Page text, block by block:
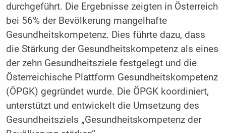
durchgeführt. Die Ergebnisse zeigten in Österreich
bei 56% der Bevölkerung ­mangelhafte
Gesundheitskompetenz. Dies führte dazu, dass
die Stärkung der Gesundheitskompetenz als eines
der zehn Gesundheitsziele festgelegt und die
Österreichische Plattform Gesundheitskompetenz
(ÖPGK) gegründet wurde. Die ÖPGK koordiniert,
unterstützt und entwickelt die Umsetzung des
Gesundheitsziels „Gesundheitskompetenz der